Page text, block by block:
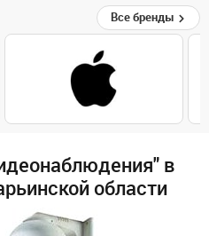
Все бренды
в
области